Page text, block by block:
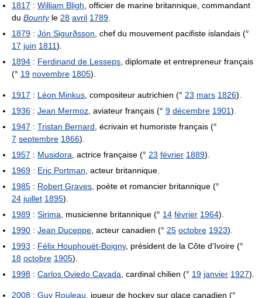
1817 : William Bligh , officier de marine britannique, commandant
du Bountyle 28 avril 1789
1879 : Jón Sigurðsson , chef du mouvement pacifiste islandais (°
17 juin 1811).
1894 : Ferdinand de Lesseps , diplomate et entrepreneur français
(° 19 novembre 1805).
1917 : Léon Minkus , compositeur autrichien (° 23 mars 1826).
1936 : Jean Mermoz , aviateur français (° 9 décembre 1901).
1947 : Tristan Bernard , écrivain et humoriste français (°
7 septembre 1866).
1957 : Musidora , actrice française (° 23 février 1889).
1969 : Eric Portman , acteur britannique.
1985 : Robert Graves , poète et romancier britannique (°
24 juillet 1895).
1989 : Sirima , musicienne britannique (° 14 février 1964).
1990 : Jean Duceppe , acteur canadien (° 25 octobre 1923).
1993 : Félix Houphouët-Boigny, président de la Côte d'Ivoire (°
18 octobre 1905).
1998 : Carlos Oviedo Cavada , cardinal chilien (° 19 janvier 1927).
2008 : Guy Rouleau , joueur de hockey sur glace canadien (°